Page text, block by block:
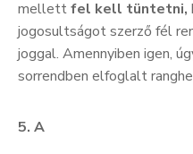
mellettfel kell tüntetni,
jogosultságot szerző fél
joggal. Amennyiben igen,
sorrendben elfoglalt
5. A